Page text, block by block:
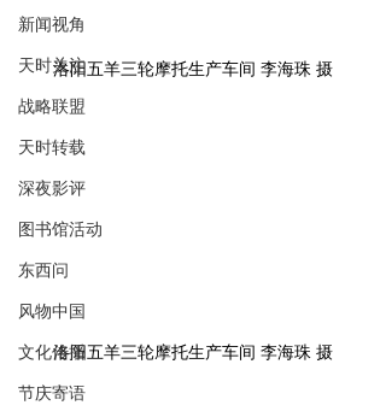
新闻视角
天时关注
战略联盟
天时转载
深夜影评
图书馆活动
东西问
风物中国
文化传播
节庆寄语
洛阳五羊三轮摩托生产车间 李海珠 摄
洛阳五羊三轮摩托生产车间 李海珠 摄